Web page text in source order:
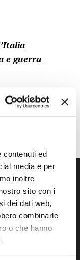
contenuti ed
media e per
inoltre
sito con i
dei dati web,
combinarle
o che hanno
e guerra
Carlo